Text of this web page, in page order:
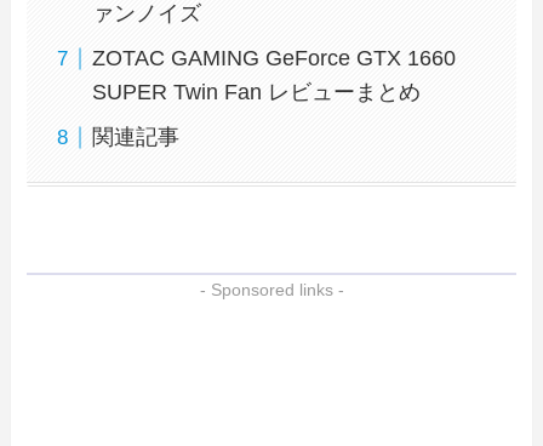
ァンノイズ
ZOTAC GAMING GeForce GTX 1660
SUPER Twin Fan レビューまとめ
関連記事
- Sponsored links -